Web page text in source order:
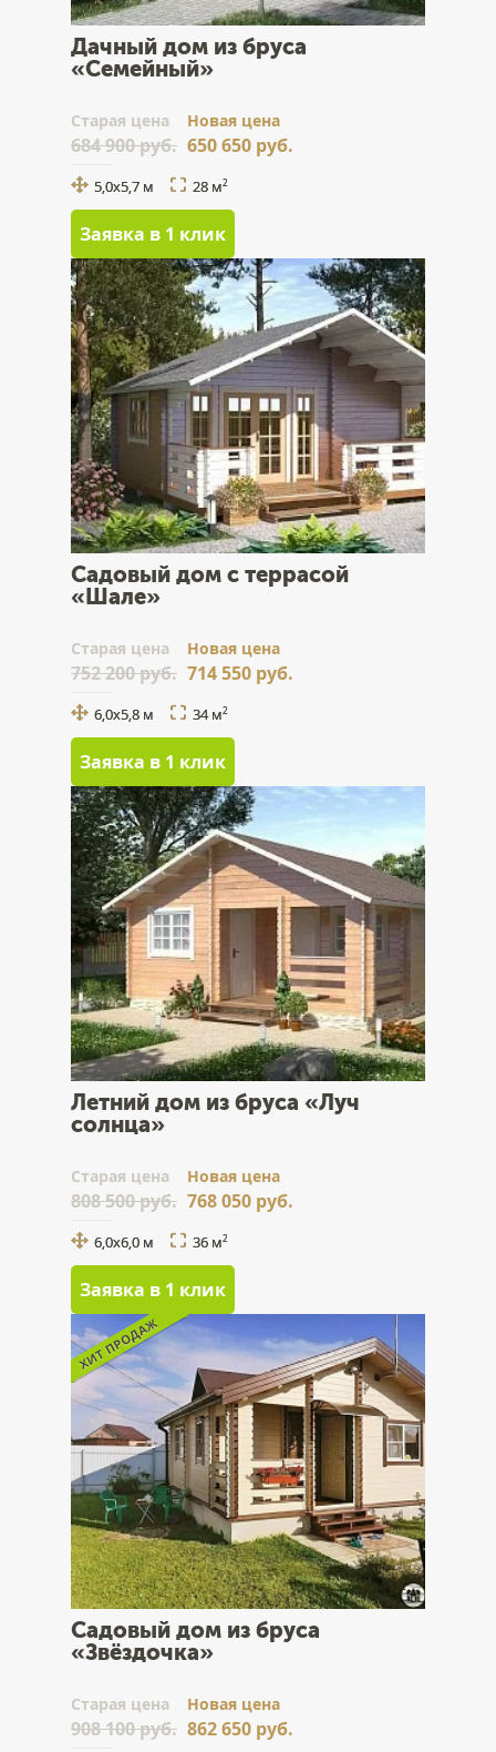
Дачный дом из бруса
«Семейный»
Cтарая цена
684 900 руб.
Новая цена
650 650 руб.
5,0х5,7 м 28 м2
Заявка в 1 клик
Садовый дом с террасой
«Шале»
Cтарая цена
752 200 руб.
Новая цена
714 550 руб.
6,0x5,8 м 34 м2
Заявка в 1 клик
Летний дом из бруса «Луч
солнца»
Cтарая цена
808 500 руб.
Новая цена
768 050 руб.
6,0х6,0 м 36 м2
Заявка в 1 клик
Садовый дом из бруса
«Звёздочка»
Cтарая цена
908 100 руб.
Новая цена
862 650 руб.